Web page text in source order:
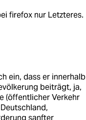
firefox nur Letzteres.
ein, dass er innerhalb
beiträgt, ja,
(öffentlicher Verkehr
sanfter